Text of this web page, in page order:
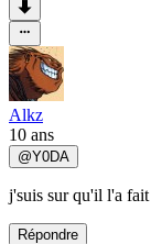
Alkz
10 ans
@Y0DA
j'suis sur qu'il l'a
Répondre